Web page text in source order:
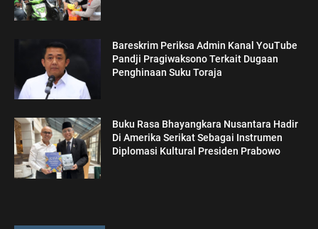
Bareskrim Periksa Admin Kanal YouTube
Pandji Pragiwaksono Terkait Dugaan
Penghinaan Suku Toraja
Buku Rasa Bhayangkara Nusantara Hadir
Di Amerika Serikat Sebagai Instrumen
Diplomasi Kultural Presiden Prabowo